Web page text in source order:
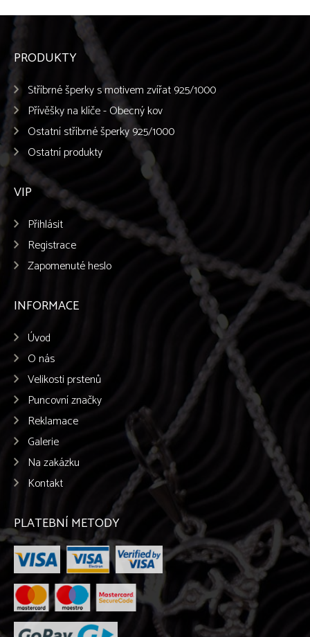
PRODUKTY
Stříbrné šperky s motivem zvířat 925/1000
Přívěšky na klíče - Obecný kov
Ostatní stříbrné šperky 925/1000
Ostatní produkty
VIP
Přihlásit
Registrace
Zapomenuté heslo
INFORMACE
Úvod
O nás
Velikosti prstenů
Puncovní značky
Reklamace
Galerie
Na zakázku
Kontakt
PLATEBNÍ METODY